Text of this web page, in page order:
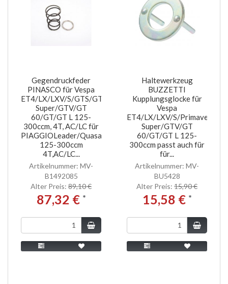
Gegendruckfeder
PINASCO für Vespa
ET4/LX/LXV/S/GTS/GTS
Super/GTV/GT
60/GT/GT L 125-
300ccm, 4T, AC/LC für
PIAGGIOLeader/Quasar
125-300ccm
4T,AC/LC...
Artikelnummer: MV-
B1492085
Alter Preis: 89,10 €
87,32 € *
Haltewerkzeug
BUZZETTI
Kupplungsglocke für
Vespa
ET4/LX/LXV/S/Primavera/
Super/GTV/GT
60/GT/GT L 125-
300ccm passt auch für
für...
Artikelnummer: MV-
BU5428
Alter Preis: 15,90 €
15,58 € *